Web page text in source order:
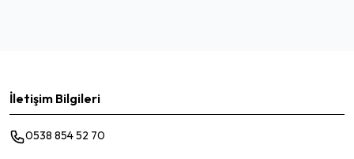
İletişim Bilgileri
0538 854 52 70